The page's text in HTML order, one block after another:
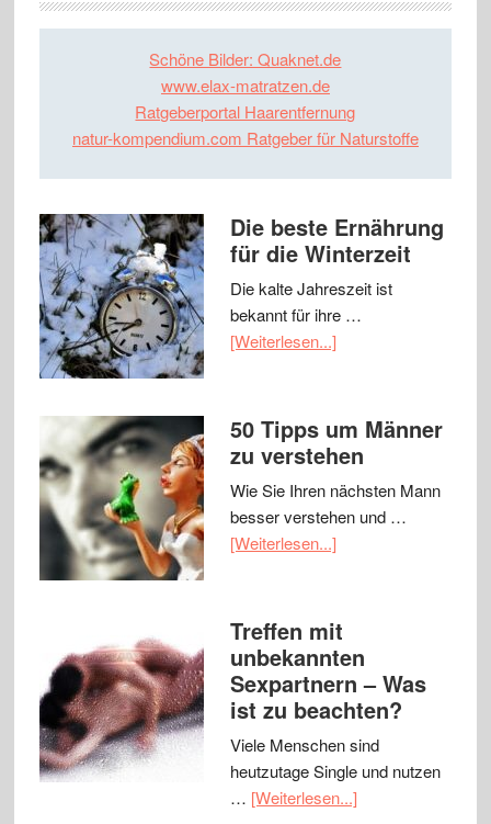
Schöne Bilder: Quaknet.de
www.elax-matratzen.de
Ratgeberportal Haarentfernung
natur-kompendium.com Ratgeber für Naturstoffe
Die beste Ernährung
für die Winterzeit
Die kalte Jahreszeit ist
bekannt für ihre …
[Weiterlesen...]
50 Tipps um Männer
zu verstehen
Wie Sie Ihren nächsten Mann
besser verstehen und …
[Weiterlesen...]
Treffen mit
unbekannten
Sexpartnern – Was
ist zu beachten?
Viele Menschen sind
heutzutage Single und nutzen
… [Weiterlesen...]